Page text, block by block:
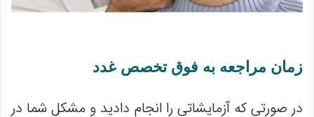
زمان مراجعه به فوق تخصص غدد
در صورتی که آزمایشاتی را انجام دادید و مشکل شما در